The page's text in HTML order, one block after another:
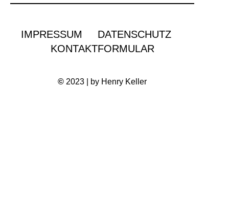
IMPRESSUM
DATENSCHUTZ
KONTAKTFORMULAR
© 2023 | by Henry Keller